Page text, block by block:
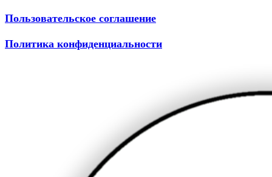
Пользовательское соглашение
Политика конфиденциальности